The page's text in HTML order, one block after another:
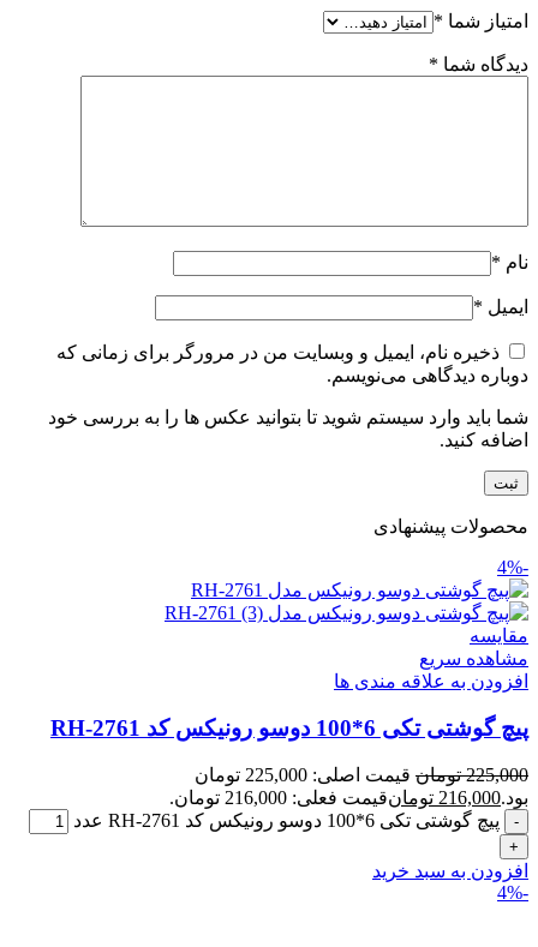
امتیاز شما *
دیدگاه شما *
نام *
ایمیل *
ذخیره نام، ایمیل و وبسایت من در مرورگر برای زمانی که
دوباره دیدگاهی می‌نویسم.
شما باید وارد سیستم شوید تا بتوانید عکس ها را به بررسی خود
اضافه کنید.
محصولات پیشنهادی
-4%
مقایسه
مشاهده سریع
افزودن به علاقه مندی ها
پیچ گوشتی تکی 6*100 دوسو رونیکس کد RH-2761
225,000 تومان
قیمت اصلی: 225,000 تومان
بود.216,000 تومانقیمت فعلی: 216,000 تومان.
پیچ گوشتی تکی 6*100 دوسو رونیکس کد RH-2761 عدد
افزودن به سبد خرید
-4%